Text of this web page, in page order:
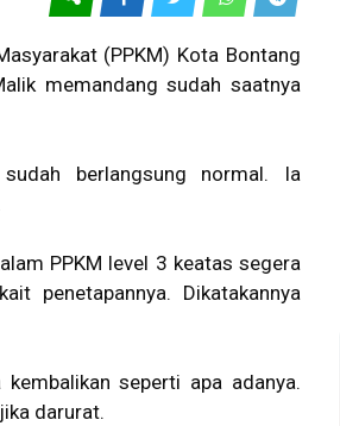
(PPKM) Kota Bontang
memandang sudah saatnya
berlangsung normal. Ia
PPKM level 3 keatas segera
penetapannya. Dikatakannya
seperti apa adanya.
darurat.